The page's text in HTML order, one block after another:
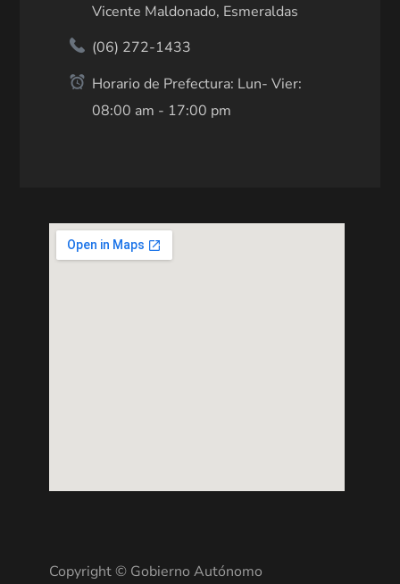
Vicente Maldonado, Esmeraldas
(06) 272-1433
Horario de Prefectura: Lun- Vier:
08:00 am - 17:00 pm
Copyright © Gobierno Autónomo